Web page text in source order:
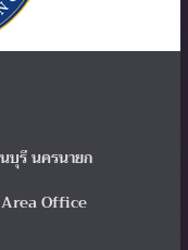
บุรี นครนายก
Office